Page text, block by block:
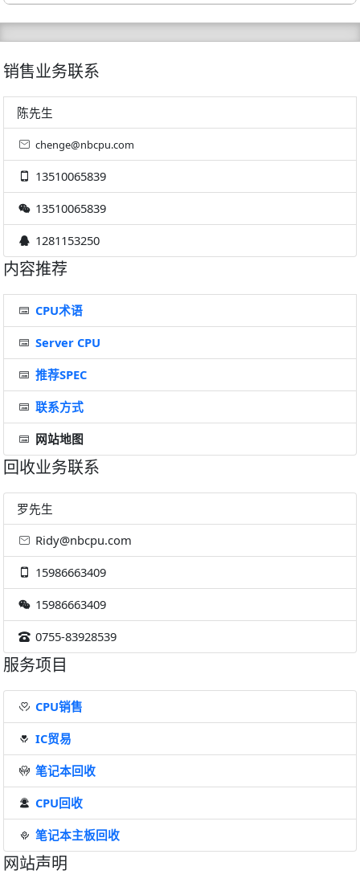
销售业务联系
陈先生
chenge@nbcpu.com
13510065839
13510065839
1281153250
内容推荐
CPU术语
Server CPU
推荐SPEC
联系方式
网站地图
回收业务联系
罗先生
Ridy@nbcpu.com
15986663409
15986663409
0755-83928539
服务项目
CPU销售
IC贸易
笔记本回收
CPU回收
笔记本主板回收
网站声明